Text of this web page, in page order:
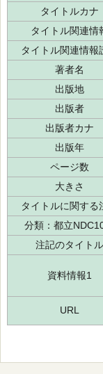
タイトルカナ
タイトル関連情
タイトル関連情報
著者名
出版地
出版者
出版者カナ
出版年
ページ数
大きさ
タイトルに関する
分類：都立
注記のタイトル
資料情報1
URL